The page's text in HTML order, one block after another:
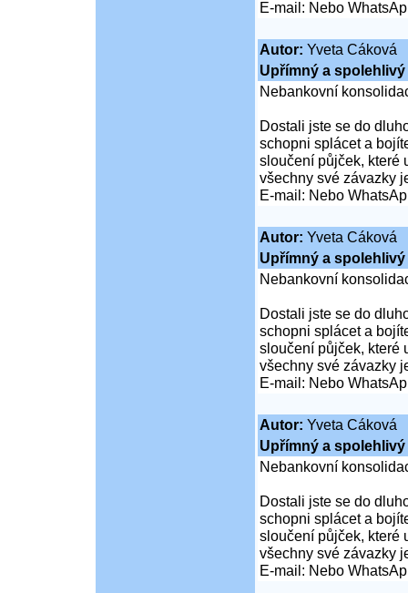
E-mail: Nebo
Autor: Yveta Cáková
Upřímný a
Nebankovní
Dostali jste se do
schopni splácet a
sloučení půjček, které
všechny své závazky
E-mail: Nebo
Autor: Yveta Cáková
Upřímný a
Nebankovní
Dostali jste se do
schopni splácet a
sloučení půjček, které
všechny své závazky
E-mail: Nebo
Autor: Yveta Cáková
Upřímný a
Nebankovní
Dostali jste se do
schopni splácet a
sloučení půjček, které
všechny své závazky
E-mail: Nebo